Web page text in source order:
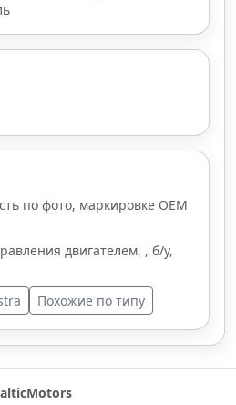
по фото, маркировке OEM
двигателем, , б/у,
Похожие по типу